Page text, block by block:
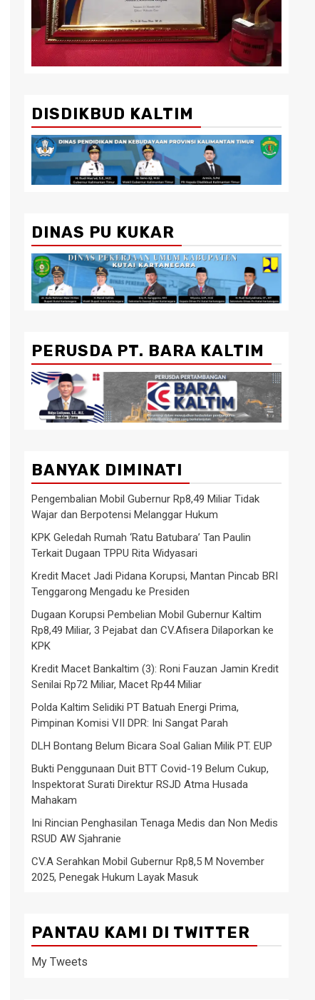
DISDIKBUD KALTIM
DINAS PU KUKAR
PERUSDA PT. BARA KALTIM
BANYAK DIMINATI
Pengembalian Mobil Gubernur Rp8,49 Miliar Tidak
Wajar dan Berpotensi Melanggar Hukum
KPK Geledah Rumah ‘Ratu Batubara’ Tan Paulin
Terkait Dugaan TPPU Rita Widyasari
Kredit Macet Jadi Pidana Korupsi, Mantan Pincab BRI
Tenggarong Mengadu ke Presiden
Dugaan Korupsi Pembelian Mobil Gubernur Kaltim
Rp8,49 Miliar, 3 Pejabat dan CV.Afisera Dilaporkan ke
KPK
Kredit Macet Bankaltim (3): Roni Fauzan Jamin Kredit
Senilai Rp72 Miliar, Macet Rp44 Miliar
Polda Kaltim Selidiki PT Batuah Energi Prima,
Pimpinan Komisi VII DPR: Ini Sangat Parah
DLH Bontang Belum Bicara Soal Galian Milik PT. EUP
Bukti Penggunaan Duit BTT Covid-19 Belum Cukup,
Inspektorat Surati Direktur RSJD Atma Husada
Mahakam
Ini Rincian Penghasilan Tenaga Medis dan Non Medis
RSUD AW Sjahranie
CV.A Serahkan Mobil Gubernur Rp8,5 M November
2025, Penegak Hukum Layak Masuk
PANTAU KAMI DI TWITTER
My Tweets